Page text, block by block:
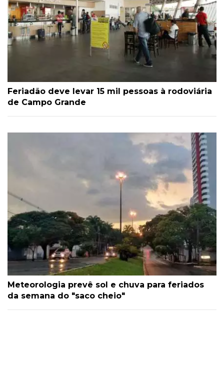
Feriadão deve levar 15 mil pessoas à rodoviária
de Campo Grande
Meteorologia prevê sol e chuva para feriados
da semana do "saco cheio"